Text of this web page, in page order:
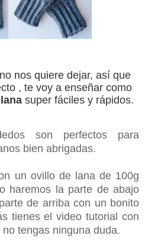
nos quiere dejar, así que
, te voy a enseñar como
super fáciles y rápidos.
son perfectos para
bien abrigadas.
un ovillo de lana de 100g
haremos la parte de abajo
de arriba con un bonito
tienes el video tutorial con
tengas ninguna duda.